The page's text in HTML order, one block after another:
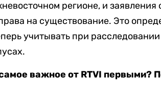
регионе, и заявления
на существование. Это
учитывать при
важное от RTVI первыми?